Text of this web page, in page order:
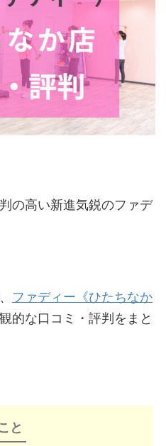
の高い新進気鋭のファデ
ファディー《ひたちなか
的な口コミ・評判をまと
と